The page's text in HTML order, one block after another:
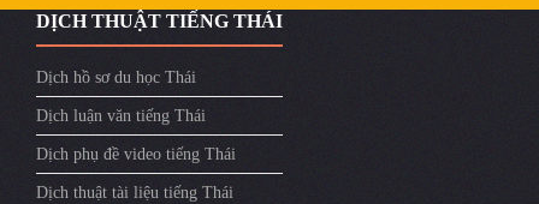
DỊCH THUẬT TIẾNG THÁI
Dịch hồ sơ du học Thái
Dịch luận văn tiếng Thái
Dịch phụ đề video tiếng Thái
Dịch thuật tài liệu tiếng Thái